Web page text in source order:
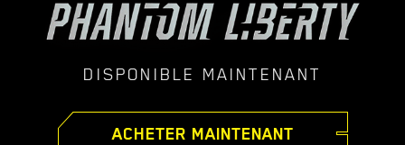
DISPONIBLE MAINTENANT
ACHETER MAINTENANT